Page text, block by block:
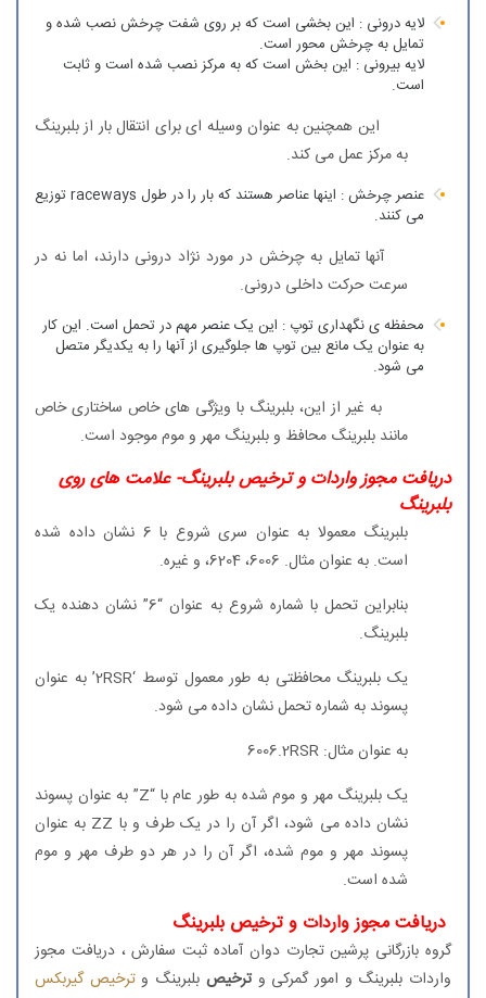
لایه درونی : این بخشی است که بر روی شفت چرخش نصب شده و
تمایل به چرخش محور است.
لایه بیرونی : این بخش است که به مرکز نصب شده است و ثابت
است.
این همچنین به عنوان وسیله ای برای انتقال بار از بلبرینگ
به مرکز عمل می کند.
عنصر چرخش : اینها عناصر هستند که بار را در طول raceways توزیع
می کنند.
آنها تمایل به چرخش در مورد نژاد درونی دارند، اما نه در
سرعت حرکت داخلی درونی.
محفظه ی نگهداری توپ : این یک عنصر مهم در تحمل است. این کار
به عنوان یک مانع بین توپ ها جلوگیری از آنها را به یکدیگر متصل
می شود.
به غیر از این، بلبرینگ با ویژگی های خاص ساختاری خاص
مانند بلبرینگ محافظ و بلبرینگ مهر و موم موجود است.
دریافت مجوز واردات و ترخیص بلبرینگ- علامت های روی
بلبرینگ
بلبرینگ معمولا به عنوان سری شروع با 6 نشان داده شده
است. به عنوان مثال. 6006، 6204، و غیره.
بنابراین تحمل با شماره شروع به عنوان “6” نشان دهنده یک
بلبرینگ.
یک بلبرینگ محافظتی به طور معمول توسط ‘2RSR’ به عنوان
پسوند به شماره تحمل نشان داده می شود.
به عنوان مثال: 6006.2RSR
یک بلبرینگ مهر و موم شده به طور عام با “Z” به عنوان پسوند
نشان داده می شود، اگر آن را در یک طرف و با ZZ به عنوان
پسوند مهر و موم شده، اگر آن را در هر دو طرف مهر و موم
شده است.
دریافت مجوز واردات و ترخیص بلبرینگ
گروه بازرگانی پرشین تجارت دوان آماده ثبت سفارش ، دریافت مجوز
واردات بلبرینگ و امور گمرکی وترخیص بلبرینگ وترخیص گیربکس